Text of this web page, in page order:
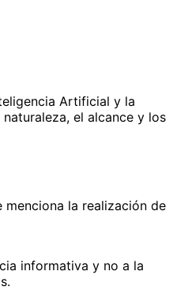
Artificial y la
el alcance y los
la realización de
informativa y no a la